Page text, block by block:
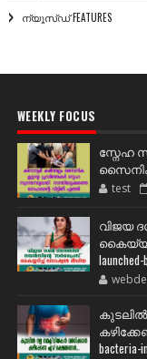
ന്യൂസ്ഡ് FEATURES
WEEKLY FOCUS
സ്നേഹ
test
വിജയ
കുടലിൽ
bacteria-